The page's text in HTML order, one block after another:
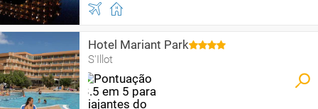
Hotel Mariant Park
S'Illot